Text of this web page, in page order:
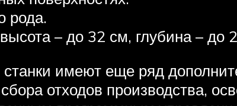
рода.
– до 32 см, глубина – до
имеют еще ряд
отходов производства,